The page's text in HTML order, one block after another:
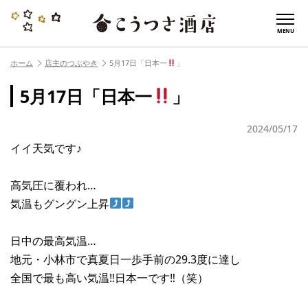
MENU
ホーム 店主のつぶやき 5月17日「日本一 」
5月17日「日本一 」
2024/05/17
イイ天気です♪
高気圧に覆われ…
気温もグングン上昇
日中の最高気温…
地元・小林市で真夏日一歩手前の29.3度に達し
全国で最も高い気温‼︎日本一です‼︎（笑）